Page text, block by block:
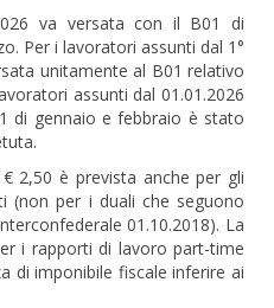
va versata con il B01 di
Per i lavoratori assunti dal 1°
unitamente al B01 relativo
assunti dal 01.01.2026
di gennaio e febbraio è stato
2,50 è prevista anche per gli
(non per i duali che seguono
01.10.2018). La
i rapporti di lavoro part-time
di imponibile fiscale inferire ai